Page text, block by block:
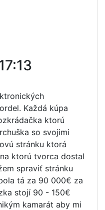
Každá kúpa
ktorú
so svojimi
stránku ktorá
ktorú tvorca dostal
spraviť stránku
tá za 90 000€ za
stojí 90 - 150€
kamarát aby mi